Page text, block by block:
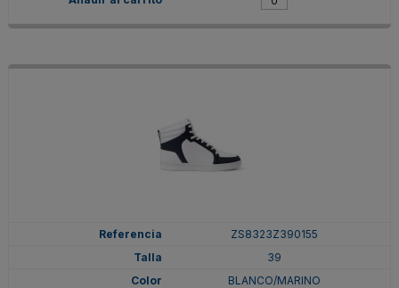
ZS8323Z390155
39
BLANCO/MARINO